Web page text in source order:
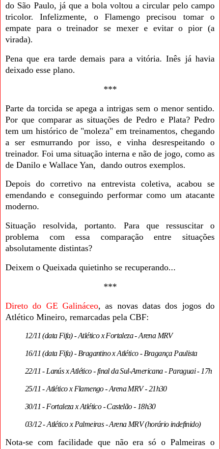
do São Paulo, já que a bola voltou a circular pelo campo
tricolor. Infelizmente, o Flamengo precisou tomar o
empate para o treinador se mexer e evitar o pior (a
virada).
Pena que era tarde demais para a vitória. Inês já havia
deixado esse plano.
***
Parte da torcida se apega a intrigas sem o menor sentido.
Por que comparar as situações de Pedro e Plata? Pedro
tem um histórico de "moleza" em treinamentos, chegando
a ser esmurrando por isso, e vinha desrespeitando o
treinador. Foi uma situação interna e não de jogo, como as
de Danilo e Wallace Yan, dando outros exemplos.
Depois do corretivo na entrevista coletiva, acabou se
emendando e conseguindo performar como um atacante
moderno.
Situação resolvida, portanto. Para que ressuscitar o
problema com essa comparação entre situações
absolutamente distintas?
Deixem o Queixada quietinho se recuperando...
***
Direto do GE Galináceo, as novas datas dos jogos do
Atlético Mineiro, remarcadas pela CBF:
12/11 (data Fifa) - Atlético x Fortaleza - Arena MRV
16/11 (data Fifa) - Bragantino x Atlético - Bragança Paulista
22/11 - Lanús x Atlético - final da Sul-Americana - Paraguai - 17h
25/11 - Atlético x Flamengo - Arena MRV - 21h30
30/11 - Fortaleza x Atlético - Castelão - 18h30
03/12 - Atlético x Palmeiras - Arena MRV (horário indefinido)
Nota-se com facilidade que não era só o Palmeiras o